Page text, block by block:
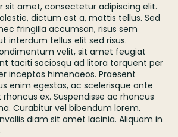
sit amet, consectetur adipiscing elit.
dictum est a, mattis tellus. Sed
fringilla accumsan, risus sem
interdum tellus elit sed risus.
velit, sit amet feugiat
taciti sociosqu ad litora torquent per
inceptos himenaeos. Praesent
enim egestas, ac scelerisque ante
ex. Suspendisse ac rhoncus
Curabitur vel bibendum lorem.
diam sit amet lacinia. Aliquam in